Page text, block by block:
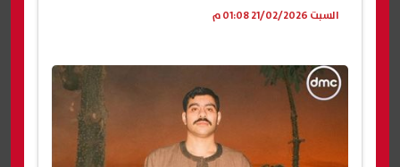
السبت 21/02/2026 01:08 م